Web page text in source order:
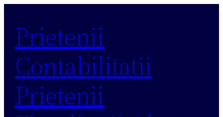
conținut
Prietenii
Contabilitatii
Prietenii